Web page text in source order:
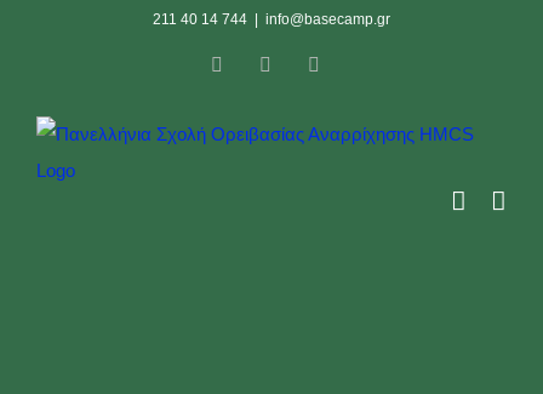
211 40 14 744 info@basecamp.gr
FacebookInstagram